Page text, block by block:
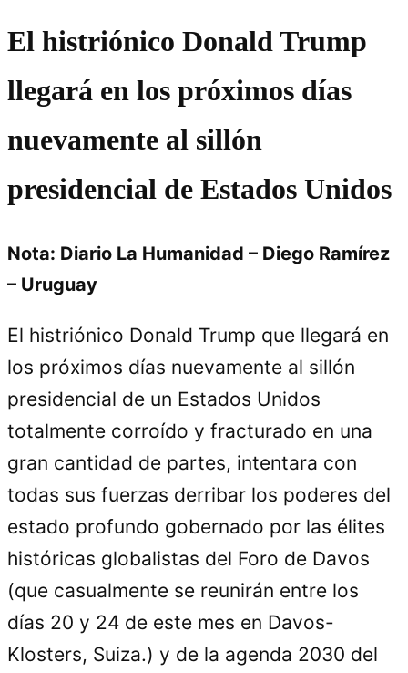
El histriónico Donald Trump
llegará en los próximos días
nuevamente al sillón
presidencial de Estados Unidos
Nota: Diario La Humanidad – Diego Ramírez
– Uruguay
El histriónico Donald Trump que llegará en
los próximos días nuevamente al sillón
presidencial de un Estados Unidos
totalmente corroído y fracturado en una
gran cantidad de partes, intentara con
todas sus fuerzas derribar los poderes del
estado profundo gobernado por las élites
históricas globalistas del Foro de Davos
(que casualmente se reunirán entre los
días 20 y 24 de este mes en Davos-
Klosters, Suiza.) y de la agenda 2030 del